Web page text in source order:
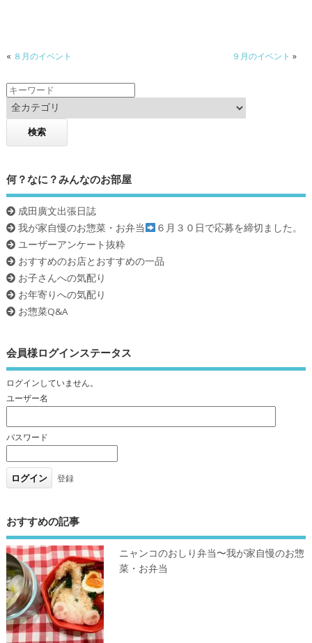
« ８月のイベント ９月のイベント »
何？なに？みんなのお部屋
成田廣文出張日誌
我が家自慢のお惣菜・お弁当
６月３０日で応募を締切ました。
ユーザーアンケート抜粋
おすすめのお店とおすすめの一品
お子さんへの気配り
お年寄りへの気配り
お惣菜Q&A
会員様ログインステータス
ログインしていません。
ユーザー名
パスワード
登録
おすすめの記事
ニャンコのおしり弁当〜我が家自慢のお惣
菜・お弁当